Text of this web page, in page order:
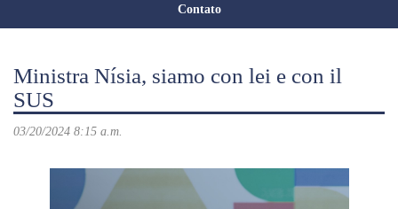
Contato
Ministra Nísia, siamo con lei e con il
SUS
03/20/2024 8:15 a.m.